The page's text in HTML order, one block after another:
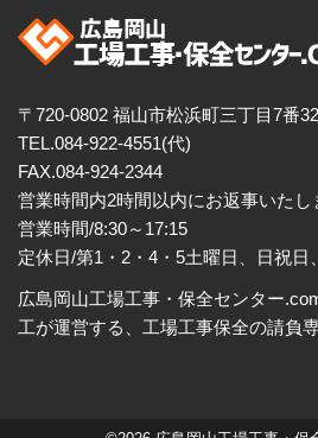
〒720-0802 福山市松浜町三丁目7番
TEL.084-922-4551(代)
FAX.084-924-2344
営業時間内2時間以内にお返事いたし
営業時間/8:30～17:15
定休日/第1・2・4・5土曜日、日祝日
広島岡山工場工事・保全センター
工が運営する、工場工事保全の請負